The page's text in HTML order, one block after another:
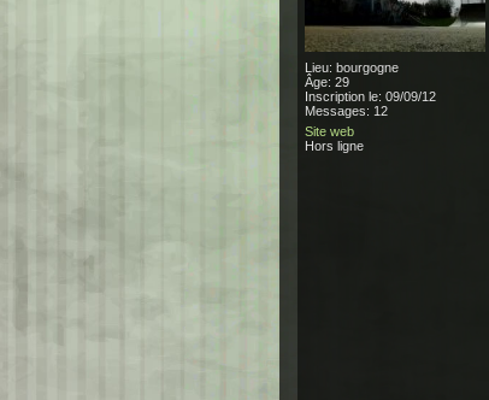
Lieu: bourgogne
Âge: 29
Inscription le: 09/09/12
Messages: 12
Site web
Hors ligne